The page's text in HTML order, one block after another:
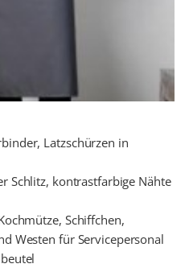
Latzschürzen in
Schlitz, kontrastfarbige Nähte
Schiffchen,
Westen für Servicepersonal